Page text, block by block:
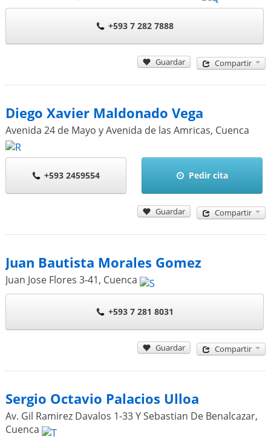
+593 7 282 7888
Guardar Compartir
Diego Xavier Maldonado Vega
Avenida 24 de Mayo y Avenida de las Amricas, Cuenca
+593 2459554 Pedir cita
Guardar Compartir
Juan Bautista Morales Gomez
Juan Jose Flores 3-41, Cuenca
+593 7 281 8031
Guardar Compartir
Sergio Octavio Palacios Ulloa
Av. Gil Ramirez Davalos 1-33 Y Sebastian De Benalcazar,
Cuenca